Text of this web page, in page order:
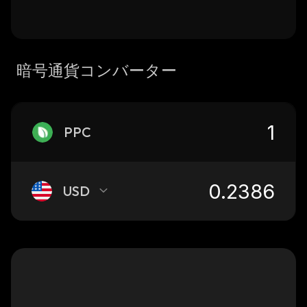
暗号通貨コンバーター
PPC
USD